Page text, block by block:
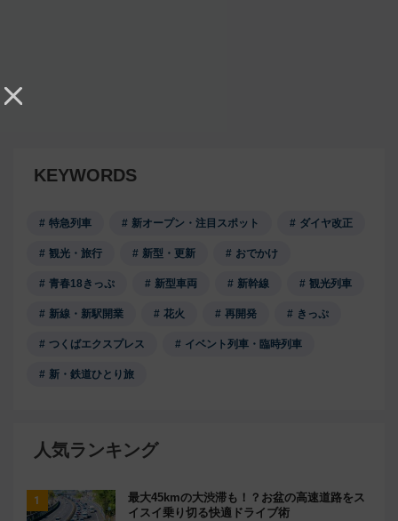
KEYWORDS
特急列車 新オープン・注目スポット ダイヤ改正
観光・旅行 新型・更新 おでかけ
青春18きっぷ 新型車両 新幹線 観光列車
新線・新駅開業 花火 再開発 きっぷ
つくばエクスプレス イベント列車・臨時列車
新・鉄道ひとり旅
人気ランキング
最大45kmの大渋滞も！？お盆の高速道路をス
イスイ乗り切る快適ドライブ術